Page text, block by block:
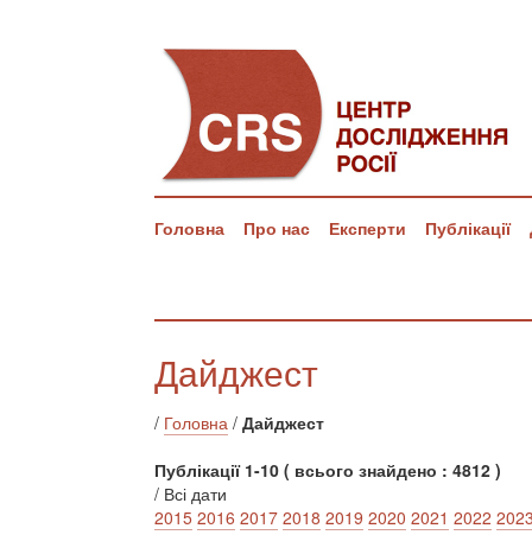
Головна Про нас Експерти Публікації
Дайджест
/ Головна / Дайджест
Публікації 1-10 ( всього знайдено : 4812 )
/ Всі дати
2015 2016 2017 2018 2019 2020 2021 2022